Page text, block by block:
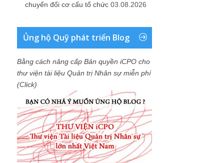
chuyển đổi cơ cấu tổ chức 03.08.2026
Ủng hộ Quỹ phát triển Blog
Bằng cách nâng cấp Bản quyền iCPO cho
thư viện tài liệu Quản trị Nhân sự miễn phí
(Click)